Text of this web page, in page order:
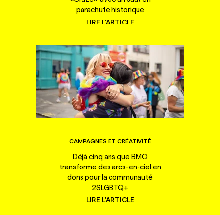
parachute historique
LIRE L'ARTICLE
CAMPAGNES ET CRÉATIVITÉ
Déjà cinq ans que BMO
transforme des arcs-en-ciel en
dons pour la communauté
2SLGBTQ+
LIRE L'ARTICLE